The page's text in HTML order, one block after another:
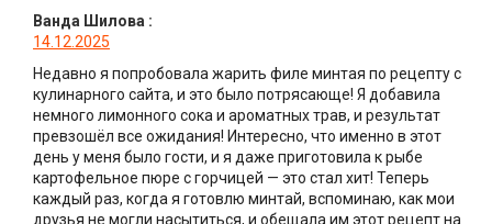
Ванда Шилова :
14.12.2025
Недавно я попробовала жарить филе минтая по рецепту с
кулинарного сайта, и это было потрясающе! Я добавила
немного лимонного сока и ароматных трав, и результат
превзошёл все ожидания! Интересно, что именно в этот
день у меня было гости, и я даже приготовила к рыбе
картофельное пюре с горчицей — это стал хит! Теперь
каждый раз, когда я готовлю минтай, вспоминаю, как мои
друзья не могли насытиться, и обещала им этот рецепт на